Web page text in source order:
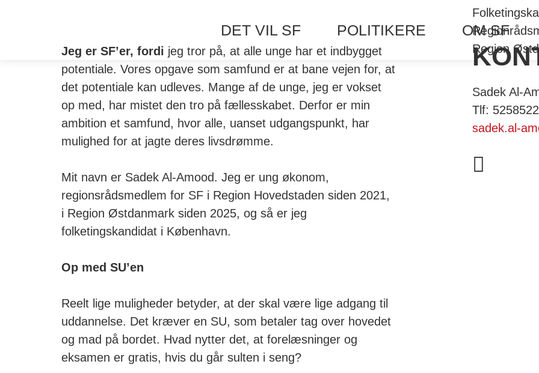
DET VIL SF POLITIKERE OM SF
Region
Jeg er SF’er, fordi jeg tror på, at alle unge har et indbygget
potentiale. Vores opgave som samfund er at bane vejen for, at
det potentiale kan udleves. Mange af de unge, jeg er vokset
op med, har mistet den tro på fællesskabet. Derfor er min
ambition et samfund, hvor alle, uanset udgangspunkt, har
mulighed for at jagte deres livsdrømme.
Mit navn er Sadek Al-Amood. Jeg er ung økonom,
regionsrådsmedlem for SF i Region Hovedstaden siden 2021,
i Region Østdanmark siden 2025, og så er jeg
folketingskandidat i København.
Op med SU’en
Reelt lige muligheder betyder, at der skal være lige adgang til
uddannelse. Det kræver en SU, som betaler tag over hovedet
og mad på bordet. Hvad nytter det, at forelæsninger og
eksamen er gratis, hvis du går sulten i seng?
Sadek Al-
Tlf:
sadek.al-